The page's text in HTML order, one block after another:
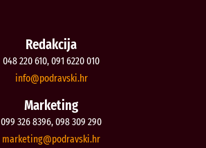
Redakcija
048 220 610, 091 6220 010
rh.iksvardop
@ofni
Marketing
099 326 8396, 098 309 290
rh.iksvardop
@gnitekram